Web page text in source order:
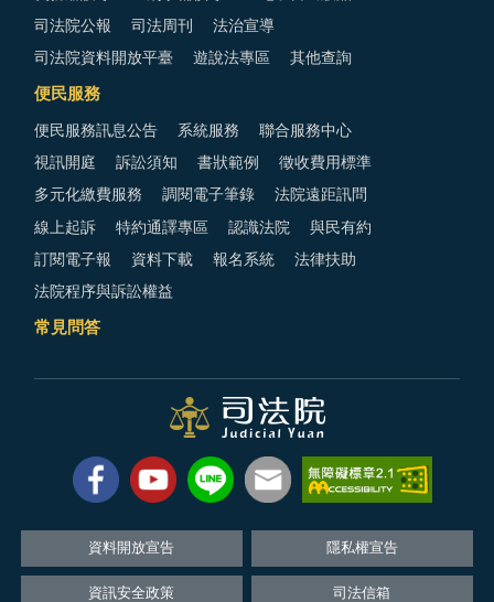
司法院公報 司法周刊 法治宣導
司法院資料開放平臺 遊說法專區 其他查詢
便民服務
便民服務訊息公告 系統服務 聯合服務中心
視訊開庭 訴訟須知 書狀範例 徵收費用標準
多元化繳費服務 調閱電子筆錄 法院遠距訊問
線上起訴 特約通譯專區 認識法院 與民有約
訂閱電子報 資料下載 報名系統 法律扶助
法院程序與訴訟權益
常見問答
資料開放宣告 隱私權宣告
資訊安全政策 司法信箱